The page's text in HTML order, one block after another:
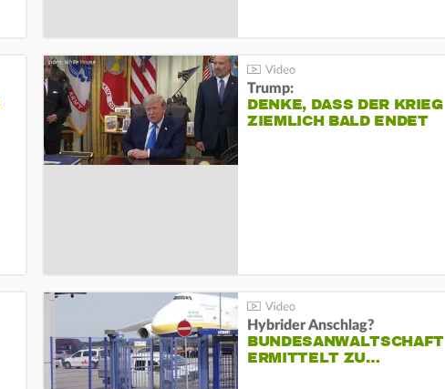
Trump:
DENKE, DASS DER KRIEG
ZIEMLICH BALD ENDET
Hybrider Anschlag?
BUNDESANWALTSCHAFT
ERMITTELT ZU…